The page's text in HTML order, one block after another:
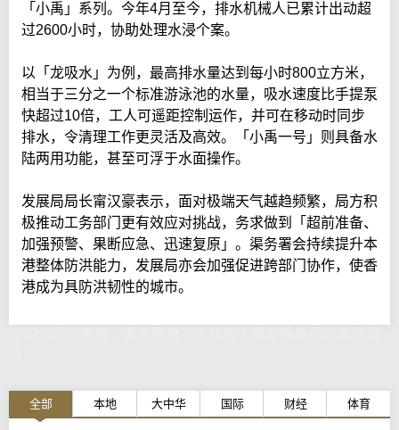
「小禹」系列。今年4月至今，排水机械人已累计出动超
过2600小时，协助处理水浸个案。
以「龙吸水」为例，最高排水量达到每小时800立方米，
相当于三分之一个标准游泳池的水量，吸水速度比手提泵
快超过10倍，工人可遥距控制运作，并可在移动时同步
排水，令清理工作更灵活及高效。「小禹一号」则具备水
陆两用功能，甚至可浮于水面操作。
发展局局长甯汉豪表示，面对极端天气越趋频繁，局方积
极推动工务部门更有效应对挑战，务求做到「超前准备、
加强预警、果断应急、迅速复原」。渠务署会持续提升本
港整体防洪能力，发展局亦会加强促进跨部门协作，使香
港成为具防洪韧性的城市。
全部 本地 大中华 国际 财经 体育